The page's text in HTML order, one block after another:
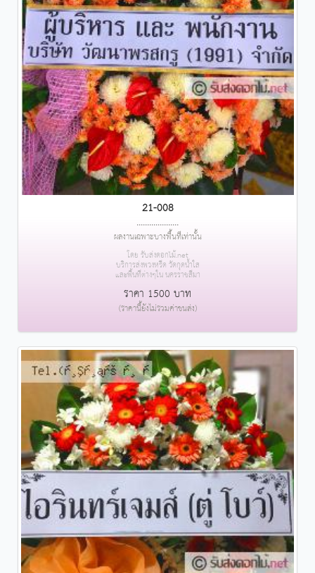
21-008
....................
ผลงานเฉพาะบางพื้นที่เท่านั้น
โดย รับส่งดอกไม้.net
บริการส่งพวงหรีด วัดกุดน้ำใส
และพื้นที่ต่างๆใน นครราชสีมา
ราคา 1500 บาท
(ราคานี้ยังไม่รวมค่าขนส่ง)